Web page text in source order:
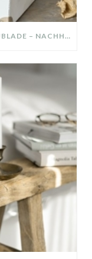
DIY-DEKO-TABLETT AUS ALTER SCHUBLADE – NACHHALTIGE HERBSTDEKO SELBER MACHEN!